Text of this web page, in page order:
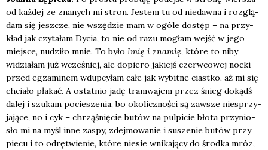
od każ­dej ze zna­nych mi stron. Jestem tu od nie­daw­na i roz­glą­
dam się jesz­cze, nie wszę­dzie mam w ogó­le dostęp – na przy­
kład jak czy­ta­łam Dycia, to nie od razu mogłam wejść w jego
miej­sce, nudzi­ło mnie. To było Imię i zna­mię, któ­re to niby
widzia­łam już wcze­śniej, ale dopie­ro jakiejś czerw­co­wej noc­ki
przed egza­mi­nem wdup­cy­łam całe jak wybit­ne ciast­ko, aż mi się
chcia­ło pła­kać. A ostat­nio jadę tram­wa­jem przez śnieg dokądś
dalej i szu­kam pocie­sze­nia, bo oko­licz­no­ści są zawsze nie­sprzy­
ja­ją­ce, no i cyk – chrzą­śnię­cie butów na pul­pi­cie bło­ta przy­nio­
sło mi na myśl inne zaspy, zdej­mo­wa­nie i susze­nie butów przy
pie­cu i to odrę­twie­nie, któ­re nie­sie wni­ka­ją­cy do środ­ka mróz,